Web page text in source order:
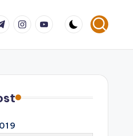
instagram.com
youtube.com